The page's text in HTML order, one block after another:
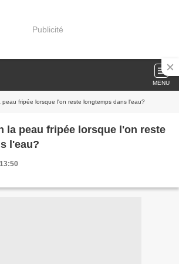
Publicité
MENU
peau fripée lorsque l'on reste longtemps dans l'eau?
la peau fripée lorsque l'on reste
l'eau?